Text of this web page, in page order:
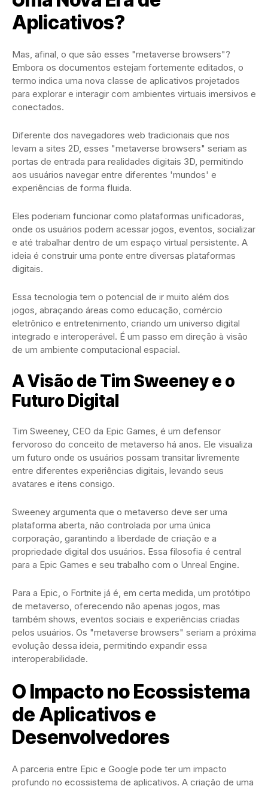
Aplicativos?
Mas, afinal, o que são esses "metaverse browsers"?
Embora os documentos estejam fortemente editados, o
termo indica uma nova classe de aplicativos projetados
para explorar e interagir com ambientes virtuais imersivos e
conectados.
Diferente dos navegadores web tradicionais que nos
levam a sites 2D, esses "metaverse browsers" seriam as
portas de entrada para realidades digitais 3D, permitindo
aos usuários navegar entre diferentes 'mundos' e
experiências de forma fluida.
Eles poderiam funcionar como plataformas unificadoras,
onde os usuários podem acessar jogos, eventos, socializar
e até trabalhar dentro de um espaço virtual persistente. A
ideia é construir uma ponte entre diversas plataformas
digitais.
Essa tecnologia tem o potencial de ir muito além dos
jogos, abraçando áreas como educação, comércio
eletrônico e entretenimento, criando um universo digital
integrado e interoperável. É um passo em direção à visão
de um ambiente computacional espacial.
A Visão de Tim Sweeney e o
Futuro Digital
Tim Sweeney, CEO da Epic Games, é um defensor
fervoroso do conceito de metaverso há anos. Ele visualiza
um futuro onde os usuários possam transitar livremente
entre diferentes experiências digitais, levando seus
avatares e itens consigo.
Sweeney argumenta que o metaverso deve ser uma
plataforma aberta, não controlada por uma única
corporação, garantindo a liberdade de criação e a
propriedade digital dos usuários. Essa filosofia é central
para a Epic Games e seu trabalho com o Unreal Engine.
Para a Epic, o Fortnite já é, em certa medida, um protótipo
de metaverso, oferecendo não apenas jogos, mas
também shows, eventos sociais e experiências criadas
pelos usuários. Os "metaverse browsers" seriam a próxima
evolução dessa ideia, permitindo expandir essa
interoperabilidade.
O Impacto no Ecossistema
de Aplicativos e
Desenvolvedores
A parceria entre Epic e Google pode ter um impacto
profundo no ecossistema de aplicativos. A criação de uma